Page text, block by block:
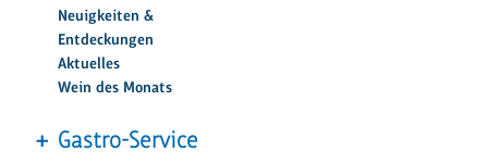
Neuigkeiten &
Entdeckungen
Aktuelles
Wein des Monats
Gastro-Service